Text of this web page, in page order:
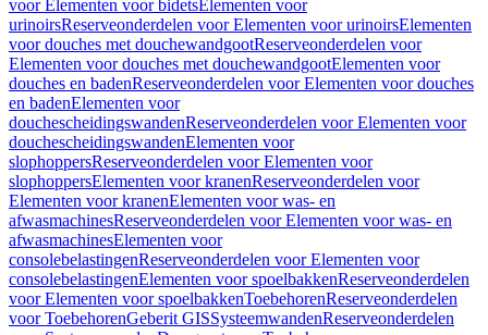
voor Elementen voor bidetsElementen voor
urinoirsReserveonderdelen voor Elementen voor urinoirsElementen
voor douches met douchewandgootReserveonderdelen voor
Elementen voor douches met douchewandgootElementen voor
douches en badenReserveonderdelen voor Elementen voor douches
en badenElementen voor
douchescheidingswandenReserveonderdelen voor Elementen voor
douchescheidingswandenElementen voor
slophoppersReserveonderdelen voor Elementen voor
slophoppersElementen voor kranenReserveonderdelen voor
Elementen voor kranenElementen voor was- en
afwasmachinesReserveonderdelen voor Elementen voor was- en
afwasmachinesElementen voor
consolebelastingenReserveonderdelen voor Elementen voor
consolebelastingenElementen voor spoelbakkenReserveonderdelen
voor Elementen voor spoelbakkenToebehorenReserveonderdelen
voor ToebehorenGeberit GISSysteemwandenReserveonderdelen